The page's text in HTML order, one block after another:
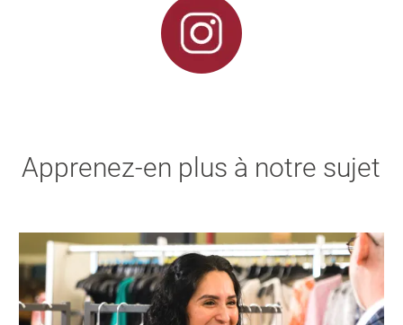
Apprenez-en plus à notre sujet